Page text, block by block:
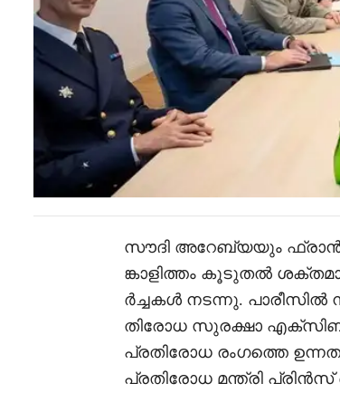
സൗദി അറേബ്യയും
ങ്കാളിത്തം കൂടുതൽ
ർച്ചകൾ നടന്നു. പാരീസിൽ
തിരോധ സുരക്ഷാ
പ്രതിരോധ രംഗത്തെ
പ്രതിരോധ മന്ത്രി പ്രിൻസ്